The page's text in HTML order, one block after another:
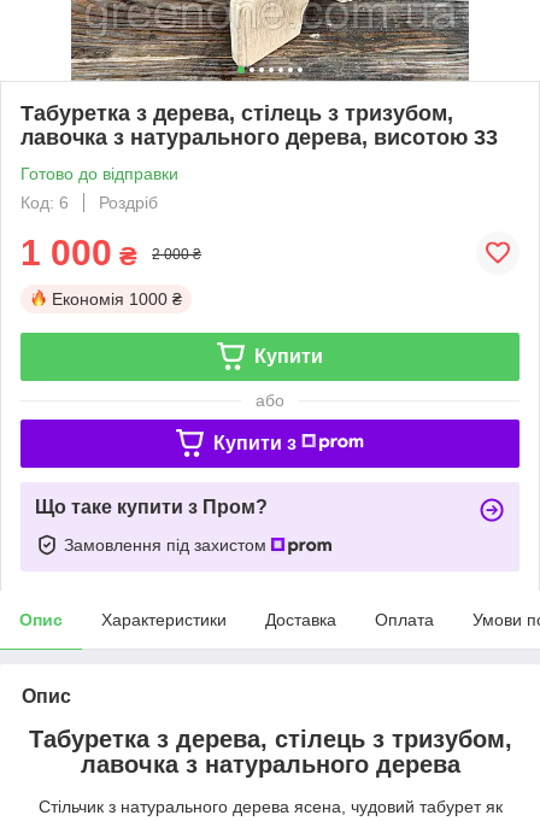
Табуретка з дерева, стілець з тризубом,
лавочка з натурального дерева, висотою 33
Готово до відправки
Код: 6
Роздріб
1 000 ₴ 2 000 ₴
Економія 1000 ₴
Купити
або
Купити з
Що таке купити з Пром?
Замовлення під захистом
Опис Характеристики Доставка Оплата Умови
Опис
Табуретка з дерева, стілець з тризубом,
лавочка з натурального дерева
Стільчик з натурального дерева ясена, чудовий табурет як